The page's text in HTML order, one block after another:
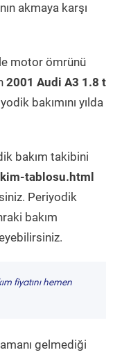
akmaya karşı
motor ömrünü
2001 Audi A3 1.8 t
bakımını yılda
bakım takibini
tablosu.html
Periyodik
bakım
fiyatını hemen
gelmediği